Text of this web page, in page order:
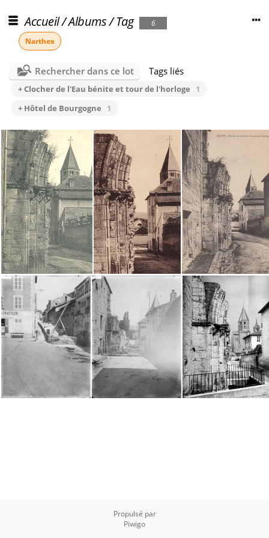
Accueil/Albums/Tag
6
Narthex
Rechercher dans ce lot Tags liés
+ Clocher de l'Eau bénite et tour de l'horloge
1
+ Hôtel de Bourgogne
1
Propulsé par
Piwigo